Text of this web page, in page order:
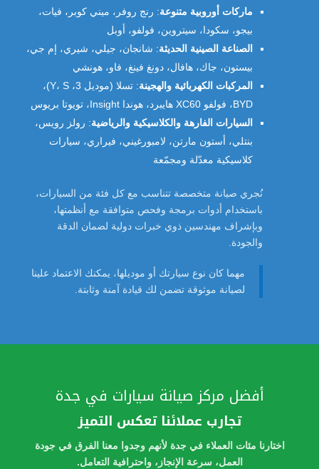
ماركات أوروبية متنوعة: رنج روفر، ميني كوبر، فيات،
بيجو، سكودا، سيتروين، فولفو، أوبل
الصناعة الصينية الحديثة: شانجان، جيلي، شيري، إم جي،
بيستون، جاك، هافال، دونغ فينغ، فاو، هونشي
المركبات الكهربائية والهجينة
: تسلا (موديل 3، Y، S)،
BYD، فولفو XC60 هايبرد، هوندا Insight، تويوتا بريوس
السيارات الفارهة والكلاسيكية والرياضية: رولز رويس،
بنتلي، أستون مارتن، لامبورغيني، فيراري، سيارات
كلاسيكية معدّلة ومجمّعة
نُجري صيانة متخصصة تتناسب مع كل فئة من السيارات،
باستخدام أدوات برمجة وفحص متوافقة مع أنظمتها،
وبإشراف مهندسين ذوي خبرات دولية لضمان الدقة
والجودة.
مهما كان نوع سيارتك أو موديلها، يمكنك الاعتماد علينا
لصيانة موثوقة تضمن لك قيادة آمنة وثابتة.
أفضل مركز صيانة سيارات في جدة
تجارب عملائنا تعكس التميز
اختارنا مئات العملاء في جدة لأنهم وجدوا معنا الفرق في جودة
العمل، سرعة الإنجاز، واحترافية التعامل.